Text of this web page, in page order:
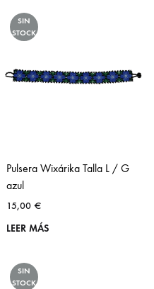
SIN
STOCK
Pulsera Wixárika Talla L / G
azul
15,00 €
LEER MÁS
SIN
STOCK